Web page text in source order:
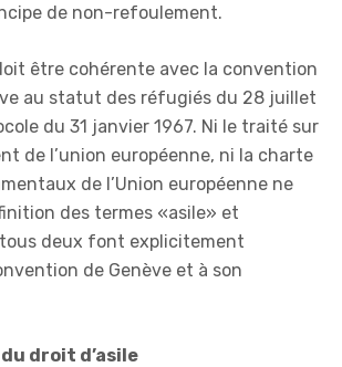
de non-refoulement.
être cohérente avec la convention
au statut des réfugiés du 28 juillet
du 31 janvier 1967. Ni le traité sur
de l’union européenne, ni la charte
de l’Union européenne ne
des termes «asile» et
deux font explicitement
de Genève et à son
droit d’asile